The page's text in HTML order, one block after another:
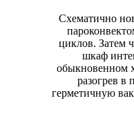
Схематично
циклов. Затем
шкаф
обыкновенном
разогрев в
герметичную